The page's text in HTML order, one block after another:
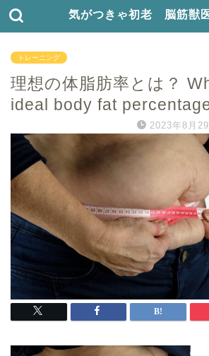
気がつきゃ初老 脳筋獣
トレーニング
理想の体脂肪率とは？
ideal body fat
2023年8月29